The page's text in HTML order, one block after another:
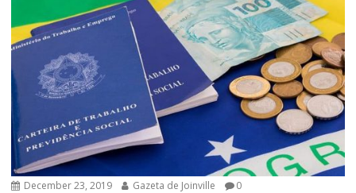
December 23, 2019 Gazeta de Joinville 0